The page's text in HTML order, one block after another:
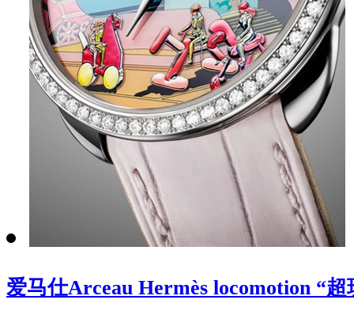
爱马仕Arceau Hermès locomotion “